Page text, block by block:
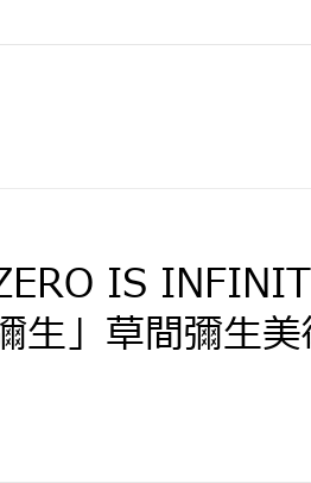
IS
生」草間彌生